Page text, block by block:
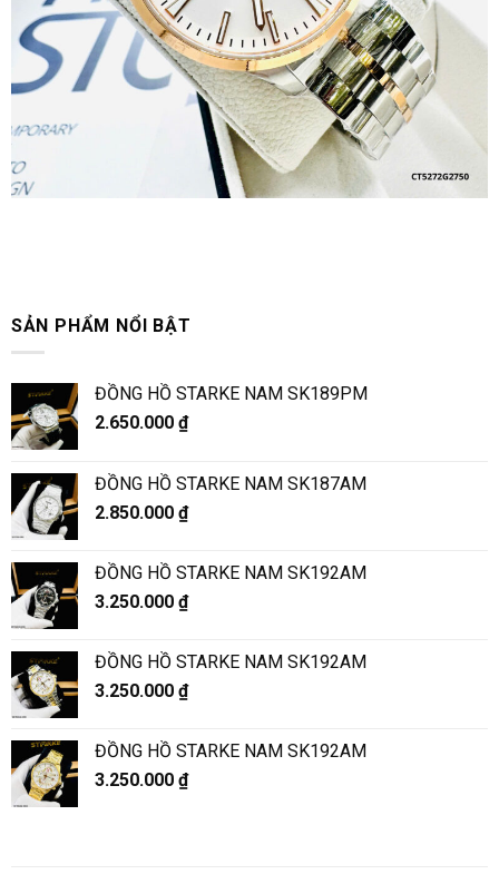
SẢN PHẨM NỔI BẬT
ĐỒNG HỒ STARKE NAM SK189PM
2.650.000 ₫
ĐỒNG HỒ STARKE NAM SK187AM
2.850.000 ₫
ĐỒNG HỒ STARKE NAM SK192AM
3.250.000 ₫
ĐỒNG HỒ STARKE NAM SK192AM
3.250.000 ₫
ĐỒNG HỒ STARKE NAM SK192AM
3.250.000 ₫